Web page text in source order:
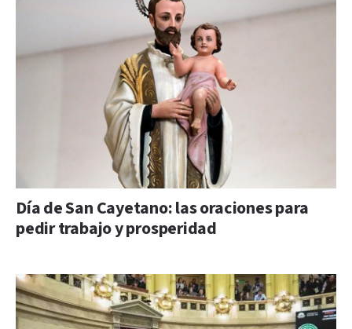
Día de San Cayetano: las oraciones para
pedir trabajo y prosperidad